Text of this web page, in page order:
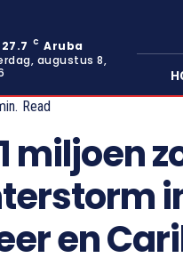
27.7 C Aruba
augustus 8,
Read
miljoen
en